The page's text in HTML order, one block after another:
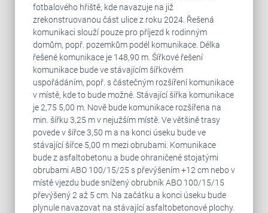
fotbalového hřiště, kde navazuje na již
zrekonstruovanou část ulice z roku 2024. Řešená
komunikaci slouží pouze pro příjezd k rodinným
domům, popř. pozemkům podél komunikace. Délka
řešené komunikace je 148,90 m. Šířkové řešení
komunikace bude ve stávajícím šířkovém
uspořádáním, popř. s částečným rozšíření komunikace
v místě, kde to bude možné. Stávající šířka komunikace
je 2,75 5,00 m. Nově bude komunikace rozšířena na
min. šířku 3,25 m v nejužším místě. Ve většině trasy
povede v šířce 3,50 m a na konci úseku bude ve
stávající šířce 5,00 m mezi obrubami. Komunikace
bude z asfaltobetonu a bude ohraničené stojatými
obrubami ABO 100/15/25 s převýšením +12 cm nebo v
místě vjezdu bude snížený obrubník ABO 100/15/15
převýšený 2 až 5 cm. Na začátku a konci úseku bude
plynule navazovat na stávající asfaltobetonové plochy.